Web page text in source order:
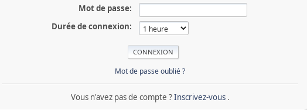
Mot de passe:
Durée de connexion:
Mot de passe oublié ?
Vous n'avez pas de compte ?Inscrivez-vous .